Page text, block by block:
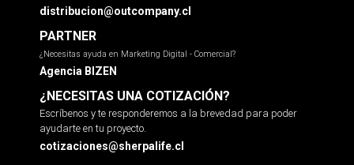
distribucion@outcompany.cl
PARTNER
¿Necesitas ayuda en Marketing Digital - Comercial?
Agencia BIZEN
¿NECESITAS UNA COTIZACIÓN?
Escríbenos y te responderemos a la brevedad para poder
ayudarte en tu proyecto.
cotizaciones@sherpalife.cl